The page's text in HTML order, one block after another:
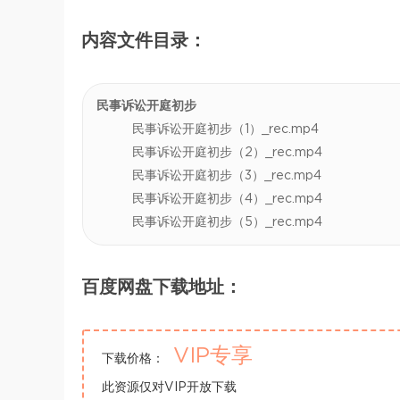
内容文件目录：
民事诉讼开庭初步
民事诉讼开庭初步（1）_rec.mp4
民事诉讼开庭初步（2）_rec.mp4
民事诉讼开庭初步（3）_rec.mp4
民事诉讼开庭初步（4）_rec.mp4
民事诉讼开庭初步（5）_rec.mp4
百度网盘下载地址：
下载价格： VIP专享
此资源仅对VIP开放下载